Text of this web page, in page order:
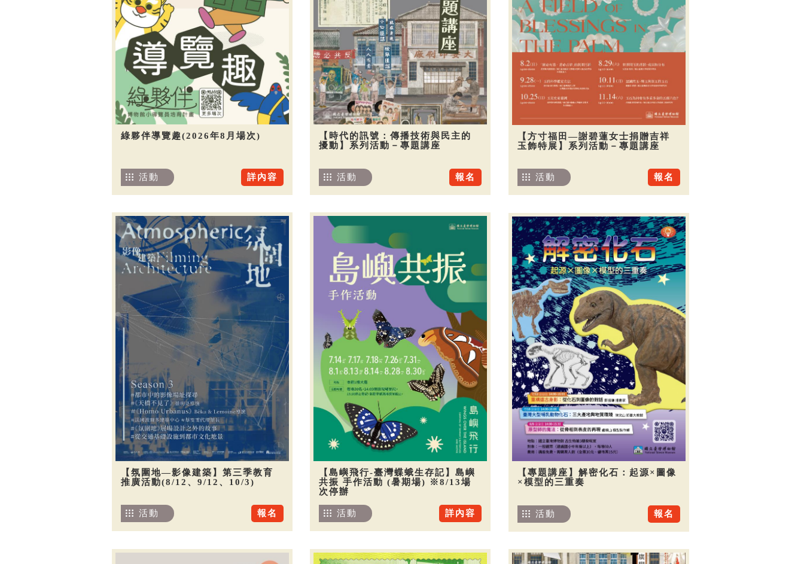
綠夥伴導覽趣(2026年8月場次)
詳內容
活動
【時代的訊號：傳播技術與民主的
擾動】系列活動－專題講座
報名
活動
【方寸福田—謝碧蓮女士捐贈吉祥
玉飾特展】系列活動－專題講座
報名
活動
【氛圍地—影像建築】第三季教育
推廣活動(8/12、9/12、10/3)
報名
活動
【島嶼飛行-臺灣蝶蛾生存記】島嶼
共振 手作活動 (暑期場) ※8/13場
次停辦
詳內容
活動
【專題講座】解密化石：起源×圖像
×模型的三重奏
報名
活動